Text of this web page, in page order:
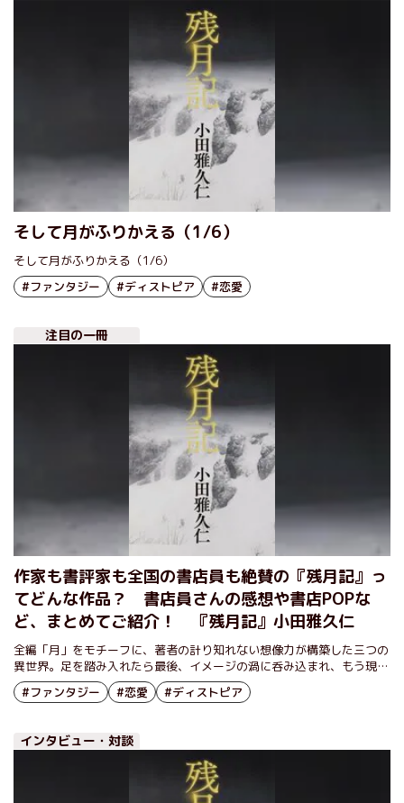
そして月がふりかえる（1/6）
そして月がふりかえる（1/6）
#ファンタジー
#ディストピア #恋愛
注目の一冊
作家も書評家も全国の書店員も絶賛の『残月記』っ
てどんな作品？ 書店員さんの感想や書店POPな
ど、まとめてご紹介！ 『残月記』小田雅久仁
全編「月」をモチーフに、著者の計り知れない想像力が構築した三つの
異世界。足を踏み入れたら最後、イメージの渦に呑み込まれ、もう現実
には戻れない――。
#ファンタジー #恋愛 #ディストピア
インタビュー・対談